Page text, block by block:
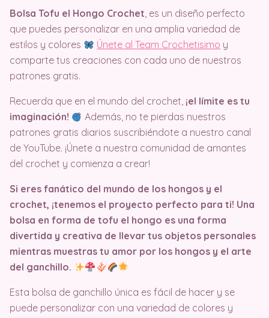
Bolsa Tofu el Hongo Crochet, es un diseño perfecto
que puedes personalizar en una amplia variedad de
estilos y colores
Únete al Team Crochetisimo y
comparte tus creaciones con cada uno de nuestros
patrones gratis.
Recuerda que en el mundo del crochet, ¡el límite es tu
imaginación!
Además, no te pierdas nuestros
patrones gratis diarios suscribiéndote a nuestro canal
de YouTube. ¡Únete a nuestra comunidad de amantes
del crochet y comienza a crear!
Si eres fanático del mundo de los hongos y el
crochet, ¡tenemos el proyecto perfecto para ti! Una
bolsa en forma de tofu el hongo es una forma
divertida y creativa de llevar tus objetos personales
mientras muestras tu amor por los hongos y el arte
del ganchillo.
Esta bolsa de ganchillo única es fácil de hacer y se
puede personalizar con una variedad de colores y